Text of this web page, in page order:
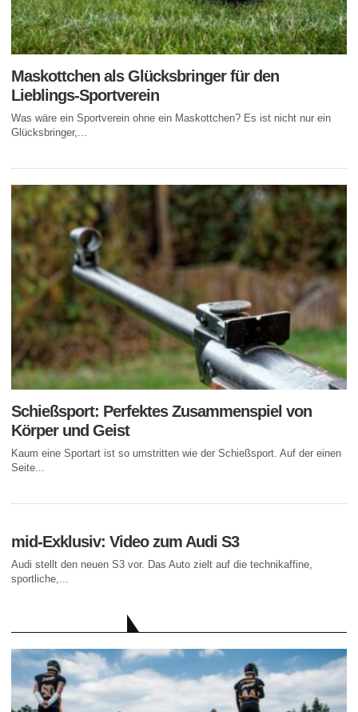
Maskottchen als Glücksbringer für den
Lieblings-Sportverein
Was wäre ein Sportverein ohne ein Maskottchen? Es ist nicht nur ein
Glücksbringer,...
Schießsport: Perfektes Zusammenspiel von
Körper und Geist
Kaum eine Sportart ist so umstritten wie der Schießsport. Auf der einen
Seite...
mid-Exklusiv: Video zum Audi S3
Audi stellt den neuen S3 vor. Das Auto zielt auf die technikaffine,
sportliche,...